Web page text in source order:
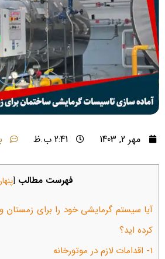
مهر 2, 1403 2:41 ب.ظ
فهرست مطالب [
آیا سیستم گرمایشی خود را برای زمستان
کرده اید؟
1- اقدامات لازم در موتورخانه